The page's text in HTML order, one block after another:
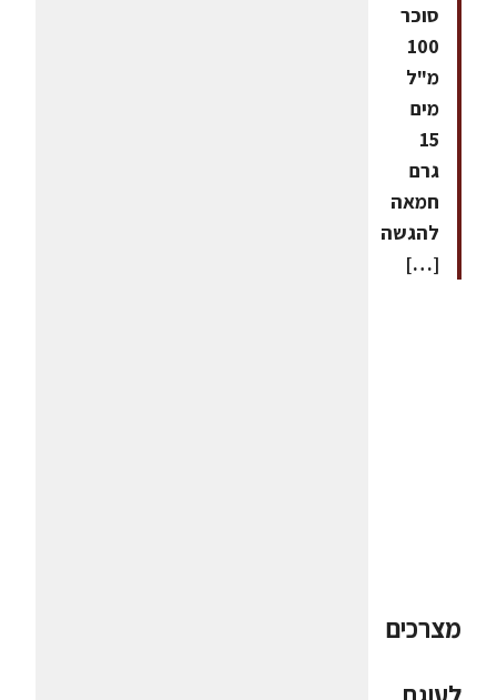
סוכר
100
מ"ל
מים
15
גרם
חמאה
להגשה
[…]
מצרכים